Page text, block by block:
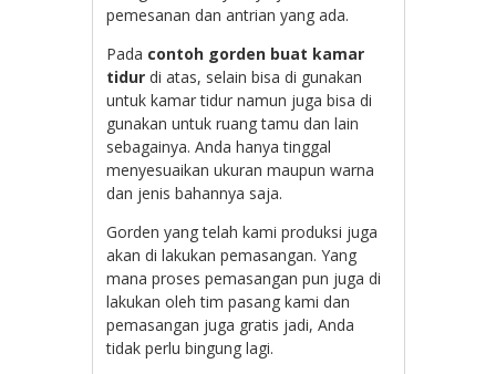
pemesanan dan antrian yang ada.
Pada contoh gorden buat kamar
tidur di atas, selain bisa di gunakan
untuk kamar tidur namun juga bisa di
gunakan untuk ruang tamu dan lain
sebagainya. Anda hanya tinggal
menyesuaikan ukuran maupun warna
dan jenis bahannya saja.
Gorden yang telah kami produksi juga
akan di lakukan pemasangan. Yang
mana proses pemasangan pun juga di
lakukan oleh tim pasang kami dan
pemasangan juga gratis jadi, Anda
tidak perlu bingung lagi.